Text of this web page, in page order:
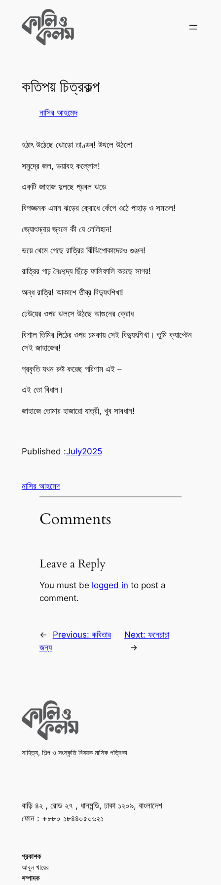
content
কতিপয় চিত্রকল্প
নাসির আহমেদ
হঠাৎ উঠেছে ঝোড়ো তাণ্ডব! উথলে উঠলো
সমুদ্রে জল, ভয়াবহ কল্লোল!
একটি জাহাজ দুলছে প্রবল ঝড়ে
বিপজ্জনক এমন ঝড়ের ক্রোধে কেঁপে ওঠে পাহাড় ও সমতল!
জ্যোৎস্নায় জ্বলে কী যে লেলিহান!
ভয়ে থেমে গেছে রাত্রির ঝিঁঝিপোকাদেরও গুঞ্জন!
রাত্রির গাঢ় নৈঃশব্দ্য ছিঁড়ে ফালিফালি করছে সাগর!
অন্ধ রাত্রি! আকাশে তীব্র বিদ্যুৎশিখা!
ঢেউয়ের ওপর ঝলসে উঠছে আগুনের ক্রোধ
বিশাল তিমির পিঠের ওপর চমকায় সেই বিদ্যুৎশিখা। তুমি ক্যাপ্টেন
সেই জাহাজের!
প্রকৃতি যখন রুষ্ট করেছ পরিণাম এই –
এই তো বিধান।
জাহাজে তোমার হাজারো যাত্রী, খুব সাবধান!
Published :July2025
নাসির আহমেদ
Comments
Leave a Reply
You must be logged in to post a
comment.
← Previous: কবিতার
জন্য
Next:ফনেচাচা
→
সাহিত্য, শিল্প ও সংস্কৃতি বিষয়ক মাসিক পত্রিকা
বাড়ি ৪২ , রোড ২৭ , ধানমন্ডি, ঢাকা ১২০৯, বাংলাদেশ
ফোন : +৮৮০ ১৮৪৪০৫০৬২১
প্রকাশক
আবুল খায়ের
সম্পাদক